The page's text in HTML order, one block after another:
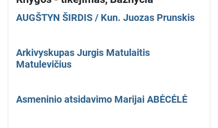
AUGŠTYN ŠIRDIS / Kun. Juozas Prunskis
Arkivyskupas Jurgis Matulaitis
Matulevičius
Asmeninio atsidavimo Marijai ABĖCĖLĖ